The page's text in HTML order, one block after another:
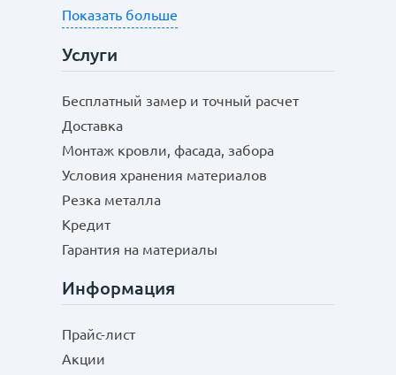
Показать больше
Услуги
Бесплатный замер и точный расчет
Доставка
Монтаж кровли, фасада, забора
Условия хранения материалов
Резка металла
Кредит
Гарантия на материалы
Информация
Прайс-лист
Акции